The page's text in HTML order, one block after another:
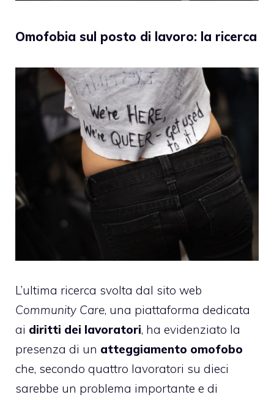
Omofobia sul posto di lavoro: la ricerca
L’ultima ricerca svolta dal sito web
Community Care, una piattaforma dedicata
ai diritti dei lavoratori, ha evidenziato la
presenza di un atteggiamento omofobo
che, secondo quattro lavoratori su dieci
sarebbe un problema importante e di